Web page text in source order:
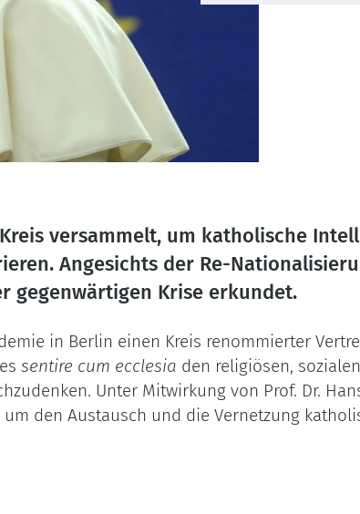
versammelt, um katholische
Angesichts der Re-
gegenwärtigen Krise erkundet.
in Berlin einen Kreis renommierter
sentire cum ecclesia den religiösen,
Unter Mitwirkung von Prof. Dr.
den Austausch und die Vernetzung